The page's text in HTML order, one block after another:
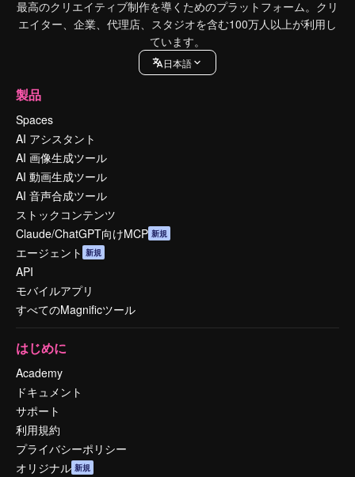
最高のクリエイティブ制作を導くためのプラットフォーム。クリ
エイター、企業、代理店、スタジオを含む100万人以上が利用し
ています。
日本語
製品
Spaces
AI アシスタント
AI 画像生成ツール
AI 動画生成ツール
AI 音声合成ツール
ストックコンテンツ
Claude/ChatGPT向けMCP 新規
エージェント 新規
API
モバイルアプリ
すべてのMagnificツール
はじめに
Academy
ドキュメント
サポート
利用規約
プライバシーポリシー
オリジナル 新規